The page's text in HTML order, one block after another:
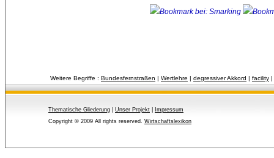
Weitere Begriffe : Bundesfernstraßen | Wertlehre | degressiver Akkord | facility |
Thematische Gliederung Unser Projekt
Impressum
Copyright © 2009 All rights reserved. Wirtschaftslexikon